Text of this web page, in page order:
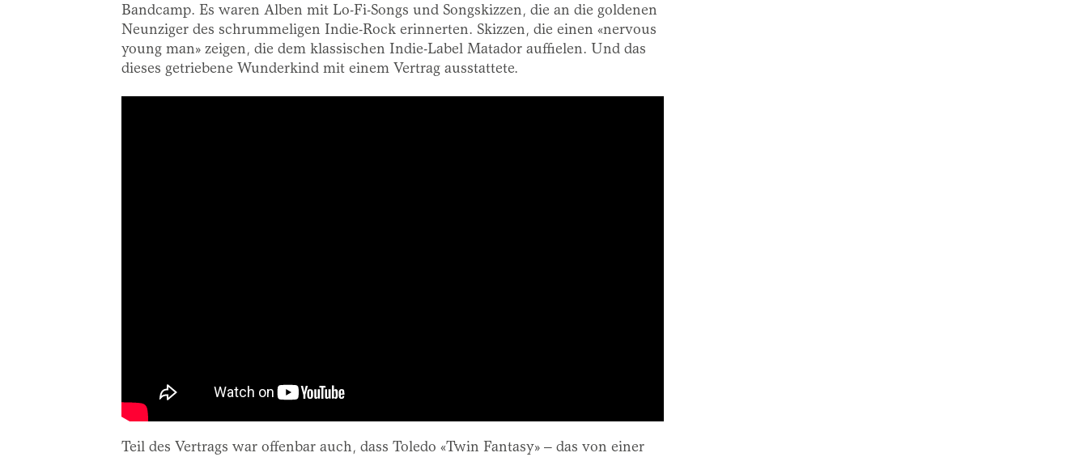
Bandcamp. Es waren Alben mit Lo-Fi-Songs und Songskizzen, die an die goldenen
Neunziger des schrummeligen Indie-Rock erinnerten. Skizzen, die einen «nervous
young man» zeigen, die dem klassischen Indie-Label Matador auffielen. Und das
dieses getriebene Wunderkind mit einem Vertrag ausstattete.
Teil des Vertrags war offenbar auch, dass Toledo «Twin Fantasy» – das von einer